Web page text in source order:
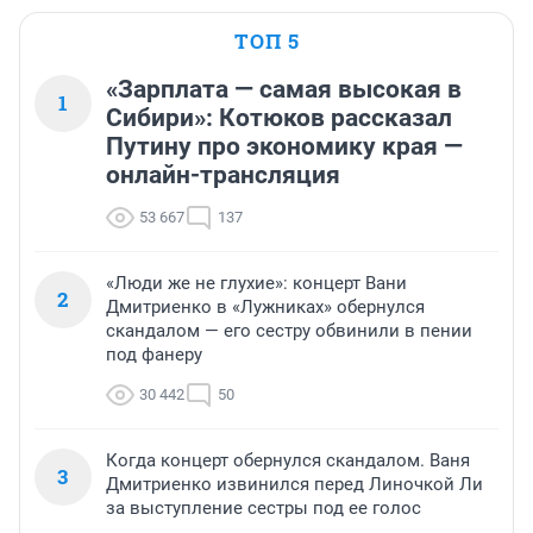
ТОП 5
1
«Зарплата — самая высокая в
Сибири»: Котюков рассказал
Путину про экономику края —
онлайн-трансляция
53 667 137
2
«Люди же не глухие»: концерт Вани
Дмитриенко в «Лужниках» обернулся
скандалом — его сестру обвинили в пении
под фанеру
30 442 50
3
Когда концерт обернулся скандалом. Ваня
Дмитриенко извинился перед Линочкой Ли
за выступление сестры под ее голос